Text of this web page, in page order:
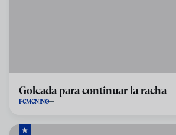
Goleada para continuar la racha
FEMENINO